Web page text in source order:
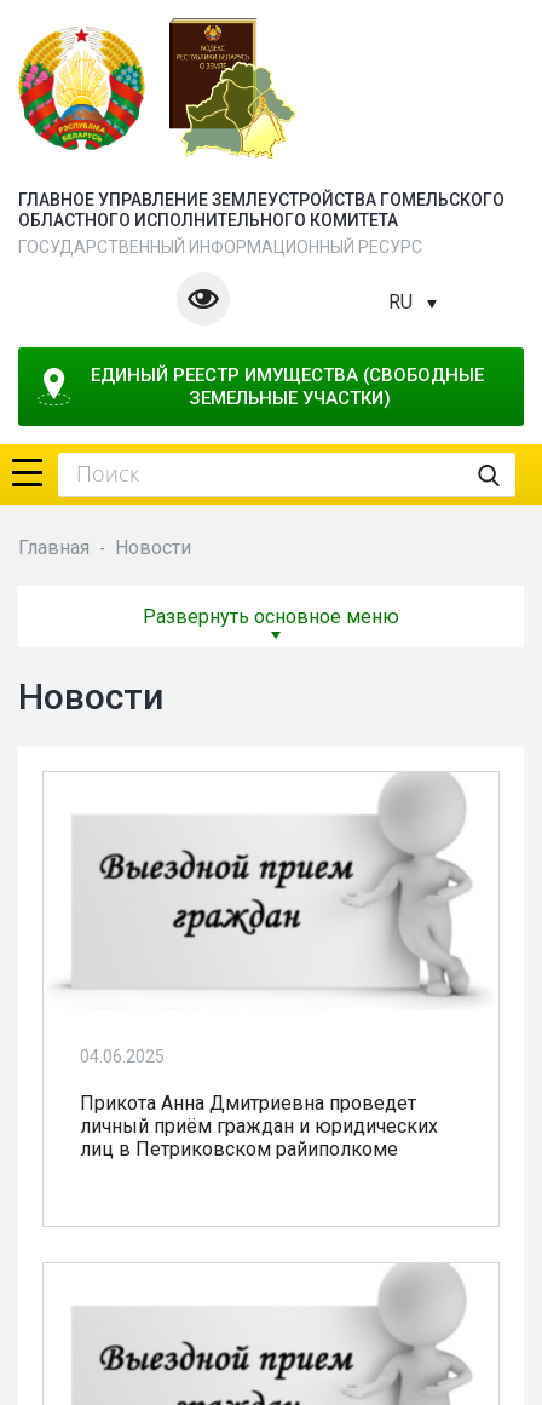
ГЛАВНОЕ УПРАВЛЕНИЕ ЗЕМЛЕУСТРОЙСТВА ГОМЕЛЬСКОГО
ОБЛАСТНОГО ИСПОЛНИТЕЛЬНОГО КОМИТЕТА
ГОСУДАРСТВЕННЫЙ ИНФОРМАЦИОННЫЙ РЕСУРС
RU
ЕДИНЫЙ РЕЕСТР ИМУЩЕСТВА (СВОБОДНЫЕ
ЗЕМЕЛЬНЫЕ УЧАСТКИ)
Главная - Новости
Развернуть основное меню
Новости
04.06.2025
Прикота Анна Дмитриевна проведет
личный приём граждан и юридических
лиц в Петриковском райиполкоме